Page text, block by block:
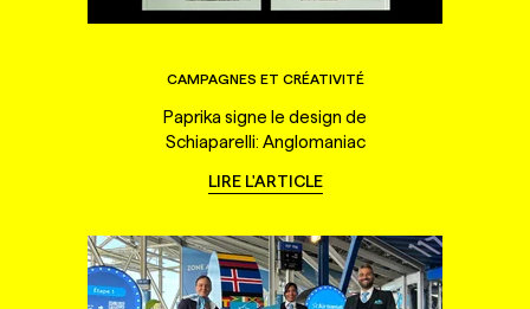
CAMPAGNES ET CRÉATIVITÉ
Paprika signe le design de
Schiaparelli: Anglomaniac
LIRE L'ARTICLE